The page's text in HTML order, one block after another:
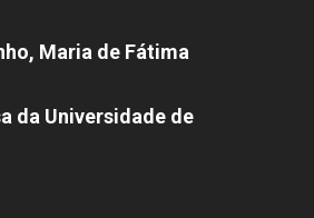
Maria de Fátima
da Universidade de